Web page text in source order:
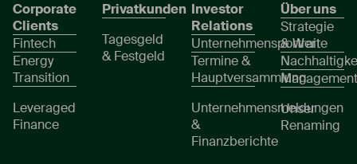
Corporate
Clients
Fintech
Energy
Transition
Leveraged
Finance
Privatkunden
Tagesgeld
& Festgeld
Investor
Relations
Unternehmensportrait
Termine &
Hauptversammlung
Unternehmensmeldungen
&
Finanzberichte
Über uns
Strategie
& Werte
Management
Unser
Renaming